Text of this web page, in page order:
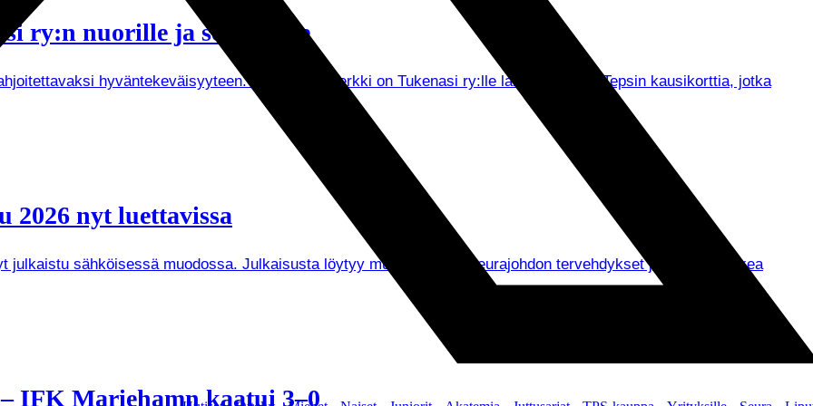
ry:n nuorille ja senioreille
hyväntekeväisyyteen. Tuorein esimerkki on Tukenasi ry:lle lahjoitetut viisi Tepsin kausikorttia, jotka
nyt luettavissa
julkaistu sähköisessä muodossa. Julkaisusta löytyy muun muassa seurajohdon tervehdykset ja ennen kaikkea
IFK Mariehamn kaatui 3–0